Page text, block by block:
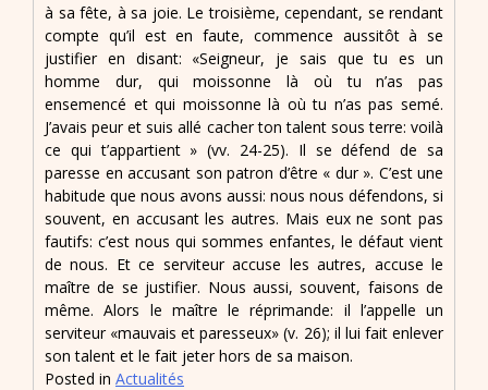
à sa fête, à sa joie. Le troisième, cependant, se rendant
compte qu’il est en faute, commence aussitôt à se
justifier en disant: «Seigneur, je sais que tu es un
homme dur, qui moissonne là où tu n’as pas
ensemencé et qui moissonne là où tu n’as pas semé.
J’avais peur et suis allé cacher ton talent sous terre: voilà
ce qui t’appartient » (vv. 24-25). Il se défend de sa
paresse en accusant son patron d’être « dur ». C’est une
habitude que nous avons aussi: nous nous défendons, si
souvent, en accusant les autres. Mais eux ne sont pas
fautifs: c’est nous qui sommes enfantes, le défaut vient
de nous. Et ce serviteur accuse les autres, accuse le
maître de se justifier. Nous aussi, souvent, faisons de
même. Alors le maître le réprimande: il l’appelle un
serviteur «mauvais et paresseux» (v. 26); il lui fait enlever
son talent et le fait jeter hors de sa maison.
Posted in Actualités